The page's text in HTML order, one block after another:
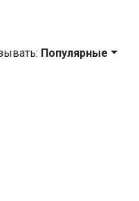
Популярные